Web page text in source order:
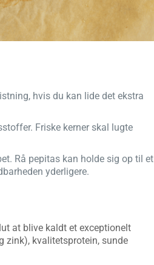
hvis du kan lide det ekstra
Friske kerner skal lugte
Rå pepitas kan holde sig op til et
yderligere.
at blive kaldt et exceptionelt
kvalitetsprotein, sunde